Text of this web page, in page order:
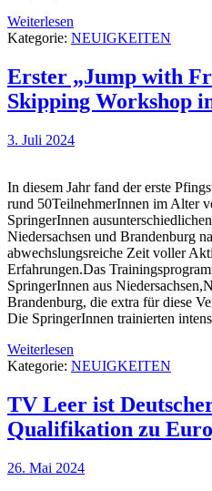
Weiterlesen
Kategorie: NEUIGKEITEN
Erster „Jump with
Skipping Workshop
3. Juli 2024
In diesem Jahr fand der erste
rund 50TeilnehmerInnen im Alter
SpringerInnen
Niedersachsen und Brandenburg
abwechslungsreiche Zeit voller
Erfahrungen.Das
SpringerInnen aus
Brandenburg, die extra für diese
Die SpringerInnen trainierten
Weiterlesen
Kategorie: NEUIGKEITEN
TV Leer ist
Qualifikation zu
26. Mai 2024